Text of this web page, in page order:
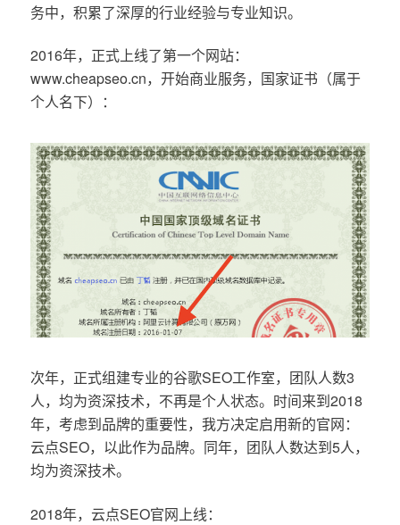
务中，积累了深厚的行业经验与专业知识。
2016年，正式上线了第一个网站：
www.cheapseo.cn，开始商业服务，国家证书（属于
个人名下）：
次年，正式组建专业的谷歌SEO工作室，团队人数3
人，均为资深技术，不再是个人状态。时间来到2018
年，考虑到品牌的重要性，我方决定启用新的官网：
云点SEO，以此作为品牌。同年，团队人数达到5人，
均为资深技术。
2018年，云点SEO官网上线：